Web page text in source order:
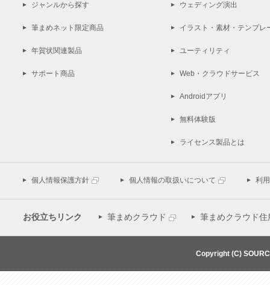
ジャンルから探す
筆まめネット限定商品
年賀状関連製品
サポート商品
ウェディング演出
イラスト・素材・テンプレ
ユーティリティ
Web・クラウドサービス
Androidアプリ
無料体験版
ライセンス製品とは
個人情報保護方針 個人情報の取扱いについて 利
お役立ちリンク 筆まめクラウド 筆まめクラウド住
Copyright (C)